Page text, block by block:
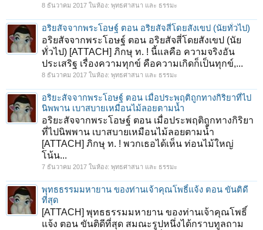
8 ธันวาคม 2017 ในห้อง: พุทธศาสนา และ ธรรมะ
อริยสัจจากพระโอษฐ์ ตอน อริยสัจสี่โดยสังเขป (นัยทั่วไป)
อริยสัจจากพระโอษฐ์ ตอน อริยสัจสี่โดยสังเขป (นัย
ทั่วไป) [ATTACH] ภิกษุ ท. ! นี้แลคือ ความจริงอัน
ประเสริฐ เรื่องความทุกข์ คือความเกิดก็เป็นทุกข์,...
8 ธันวาคม 2017 ในห้อง: พุทธศาสนา และ ธรรมะ
อริยะสัจจากพระโอษฐ์ ตอน เมื่อประพฤติถูกทางกิริยาที่ไป
นิพพาน เบาสบายเหมือนไม้ลอยตามน้ำ
อริยะสัจจากพระโอษฐ์ ตอน เมื่อประพฤติถูกทางกิริยา
ที่ไปนิพพาน เบาสบายเหมือนไม้ลอยตามน้ำ
[ATTACH] ภิกษุ ท. ! พวกเธอได้เห็น ท่อนไม้ใหญ่
โน้น...
7 ธันวาคม 2017 ในห้อง: พุทธศาสนา และ ธรรมะ
พุทธธรรมมหายาน ของท่านเจ้าคุณโพธิ์แจ้ง ตอน ขันติดี
ที่สุด
[ATTACH] พุทธธรรมมหายาน ของท่านเจ้าคุณโพธิ์
แจ้ง ตอน ขันติดีที่สุด สมณะรูปหนึ่งได้กราบทูลถาม